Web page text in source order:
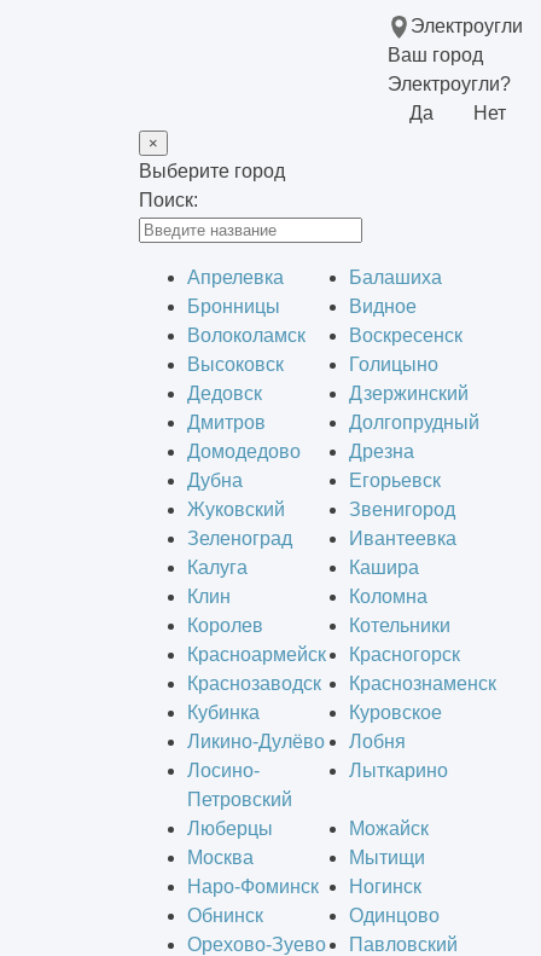
Электроугли
Ваш город
Электроугли?
Да
Нет
×
Выберите город
Поиск:
Апрелевка
Балашиха
Бронницы
Видное
Волоколамск
Воскресенск
Высоковск
Голицыно
Дедовск
Дзержинский
Дмитров
Долгопрудный
Домодедово
Дрезна
Дубна
Егорьевск
Жуковский
Звенигород
Зеленоград
Ивантеевка
Калуга
Кашира
Клин
Коломна
Королев
Котельники
Красноармейск
Красногорск
Краснозаводск
Краснознаменск
Кубинка
Куровское
Ликино-Дулёво
Лобня
Лосино-
Петровский
Лыткарино
Люберцы
Можайск
Москва
Мытищи
Наро-Фоминск
Ногинск
Обнинск
Одинцово
Орехово-Зуево
Павловский